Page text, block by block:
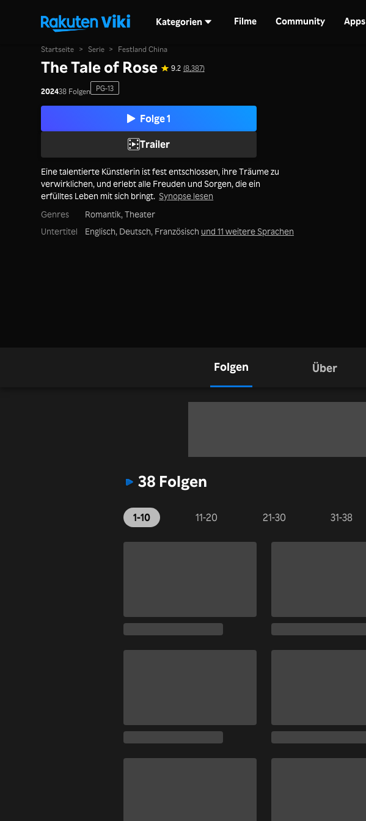
Kategorien Filme Community Apps
Startseite > Serie > Festland China
The Tale of Rose 9.2 (8,387)
202438 Folgen PG-13
Folge 1
Trailer
Eine talentierte Künstlerin ist fest entschlossen, ihre Träume zu
verwirklichen, und erlebt alle Freuden und Sorgen, die ein
erfülltes Leben mit sich bringt. Synopse lesen
Genres
Romantik, Theater
Untertitel
Englisch, Deutsch, Französisch und 11 weitere Sprachen
Folgen Über
38 Folgen
1-10 11-20 21-30 31-38